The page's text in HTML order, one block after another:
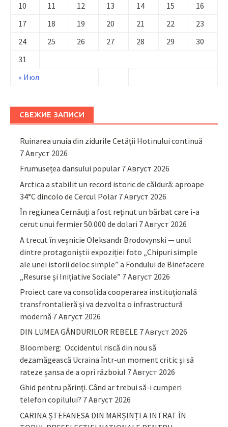
« Июл
10
11 12 13 14 15
16
17
18 19 20 21 22
23
24
25 26 27 28 29
30
31
СВЕЖИЕ ЗАПИСИ
Ruinarea unuia din zidurile Cetății Hotinului continuă
7 Август 2026
Frumusețea dansului popular 7 Август 2026
Arctica a stabilit un record istoric de căldură: aproape
34°C dincolo de Cercul Polar 7 Август 2026
În regiunea Cernăuți a fost reținut un bărbat care i-a
cerut unui fermier 50.000 de dolari 7 Август 2026
A trecut în veșnicie Oleksandr Brodovynski — unul
dintre protagoniștii expoziției foto „Chipuri simple
ale unei istorii deloc simple” a Fondului de Binefacere
„Resurse și Inițiative Sociale” 7 Август 2026
Proiect care va consolida cooperarea instituțională
transfrontalieră și va dezvolta o infrastructură
modernă 7 Август 2026
DIN LUMEA GÂNDURILOR REBELE 7 Август 2026
Bloomberg: Occidentul riscă din nou să
dezamăgească Ucraina într-un moment critic și să
rateze șansa de a opri războiul 7 Август 2026
Ghid pentru părinţi. Când ar trebui să-i cumperi
telefon copilului? 7 Август 2026
CARINA ȘTEFANESA DIN MARȘINȚI A INTRAT ÎN